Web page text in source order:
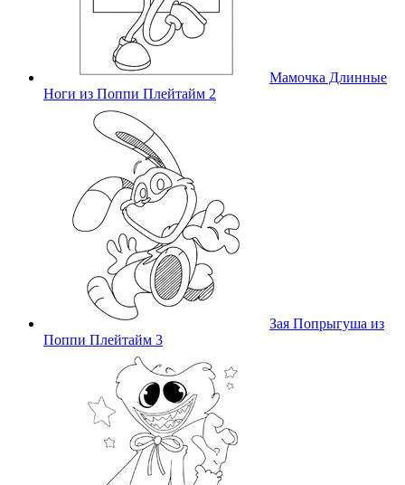
Мамочка Длинные
Ноги из Поппи Плейтайм 2
Зая Попрыгуша из
Поппи Плейтайм 3